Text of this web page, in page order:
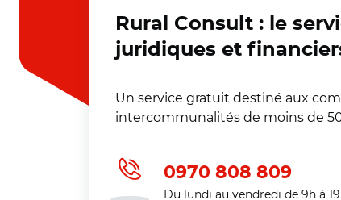
Rural Consult : le
juridiques et
Un service gratuit destiné aux
intercommunalités de moins de
0970 808 809
Du lundi au vendredi de 9h à